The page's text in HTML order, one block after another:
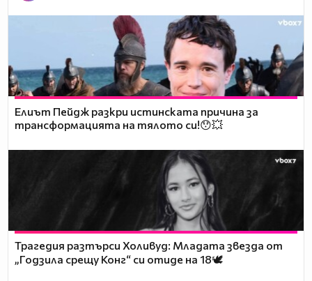
Елиът Пейдж разкри истинската причина за
трансформацията на тялото си!😯💥
Трагедия разтърси Холивуд: Младата звезда от
„Годзила срещу Конг“ си отиде на 18🕊️